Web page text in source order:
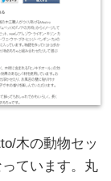
木の動物セッ
ています。丸